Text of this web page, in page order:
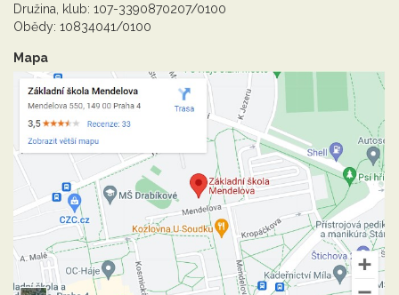
Družina, klub: 107-3390870207/0100
Obědy: 10834041/0100
Mapa